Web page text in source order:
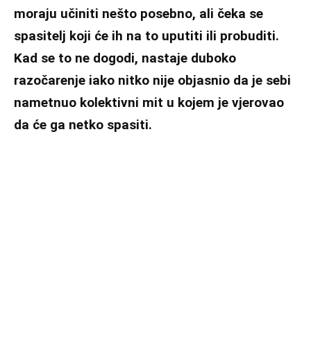
moraju učiniti nešto posebno, ali čeka se
spasitelj koji će ih na to uputiti ili probuditi.
Kad se to ne dogodi, nastaje duboko
razočarenje iako nitko nije objasnio da je sebi
nametnuo kolektivni mit u kojem je vjerovao
da će ga netko spasiti.